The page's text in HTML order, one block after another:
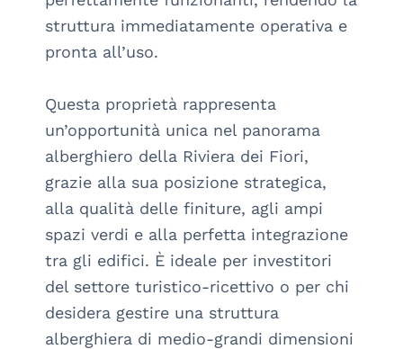
struttura immediatamente operativa e
pronta all’uso.
Questa proprietà rappresenta
un’opportunità unica nel panorama
alberghiero della Riviera dei Fiori,
grazie alla sua posizione strategica,
alla qualità delle finiture, agli ampi
spazi verdi e alla perfetta integrazione
tra gli edifici. È ideale per investitori
del settore turistico-ricettivo o per chi
desidera gestire una struttura
alberghiera di medio-grandi dimensioni